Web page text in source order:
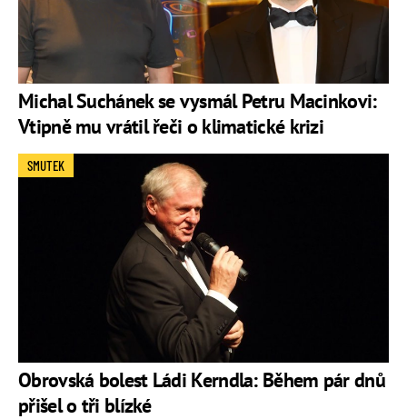
Michal Suchánek se vysmál Petru Macinkovi:
Vtipně mu vrátil řeči o klimatické krizi
Obrovská bolest Ládi Kerndla: Během pár dnů
přišel o tři blízké
SMUTEK